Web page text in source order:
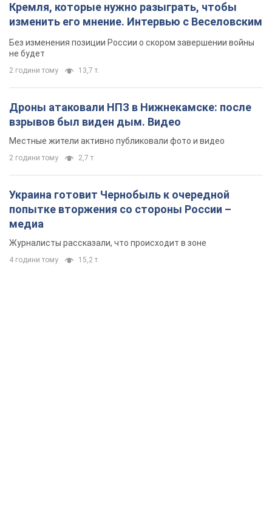
Кремля, которые нужно разыграть, чтобы
изменить его мнение. Интервью с Веселовским
Без изменения позиции России о скором завершении войны
не будет
2 години тому 13,7 т.
Дроны атаковали НПЗ в Нижнекамске: после
взрывов был виден дым. Видео
Местные жители активно публиковали фото и видео
2 години тому 2,7 т.
Украина готовит Чернобыль к очередной
попытке вторжения со стороны России –
медиа
Журналисты рассказали, что происходит в зоне
4 години тому 15,2 т.